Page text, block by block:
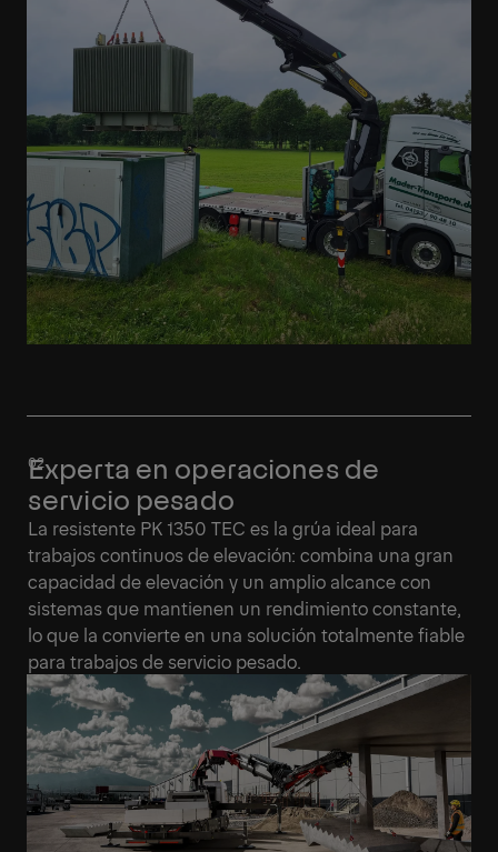
Experta en operaciones de
servicio pesado
La resistente PK 1350 TEC es la grúa ideal para
trabajos continuos de elevación: combina una gran
capacidad de elevación y un amplio alcance con
sistemas que mantienen un rendimiento constante,
lo que la convierte en una solución totalmente fiable
para trabajos de servicio pesado.